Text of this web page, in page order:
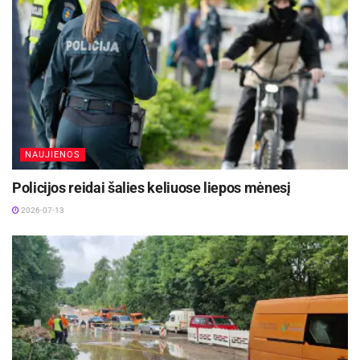
DHL perka „Venipak“ grupę: stiprins pozicijas
Baltijos šalyse
2026-07-28
Europos Sąjungos sankcijos „Mere“ tinklo
savininkams: ekonominio saugumo ir solidarumo
su Ukraina užtikrinimas
2026-07-25
„Prieš keletą metų, rudenį staigiai atšalus orams,
ribinės filtruojamumo temperatūros užkimšdavo
automobilių maitinimo sistemos filtrus. Vežėjai
masiškai kreipdavosi į remonto įmones ir patyrė
didelių nuostolių dėl filtrų keitimo bei prastovų.
Bet koks biodegalų kiekis dyzeline blogina jo
NAUJIENOS
Policijos reidai šalies keliuose liepos mėnesį
2026-07-13